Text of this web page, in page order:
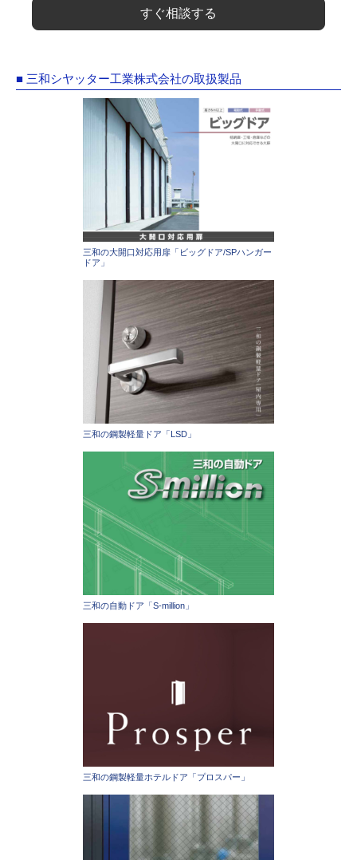
すぐ相談する
■ 三和シヤッター工業株式会社の取扱製品
三和の大開口対応用扉「ビッグドア/SPハンガー
ドア」
三和の鋼製軽量ドア「LSD」
三和の自動ドア「S-million」
三和の鋼製軽量ホテルドア「プロスパー」